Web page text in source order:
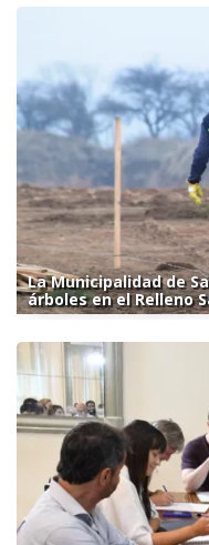
La Municipalidad de
árboles en el Relleno